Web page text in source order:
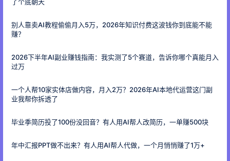
别人靠卖AI教程偷偷月入5万，2026年知识付费这波钱你到底能不能
赚？
2026下半年AI副业赚钱指南：我实测了5个赛道，告诉你哪个真能月入
过万
一个人帮10家实体店做内容，月入2万？2026年AI本地代运营这门副
业我帮你拆透了
毕业季简历投了100份没回音？有人用AI帮人改简历，一单赚500块
年中汇报PPT做不出来？有人用AI帮人代做，一个月悄悄赚了1万+